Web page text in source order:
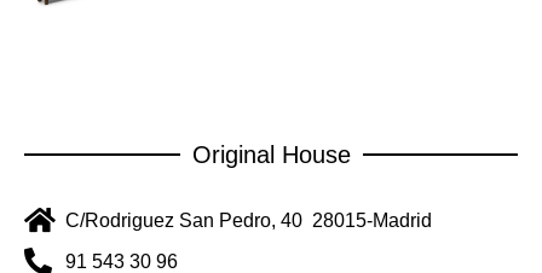
Original House
C/Rodriguez San Pedro, 40 28015-Madrid
91 543 30 96